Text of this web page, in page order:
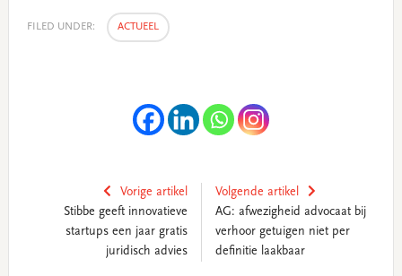
FILED UNDER: ACTUEEL
Vorige artikel
Stibbe geeft innovatieve
startups een jaar gratis
juridisch advies
Volgende artikel
AG: afwezigheid advocaat bij
verhoor getuigen niet per
definitie laakbaar